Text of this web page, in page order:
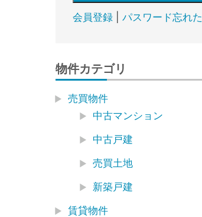
BEST
HOUSE
会員登録| パスワード忘れた
物件カテゴリ
売買物件
中古マンション
中古戸建
売買土地
新築戸建
賃貸物件